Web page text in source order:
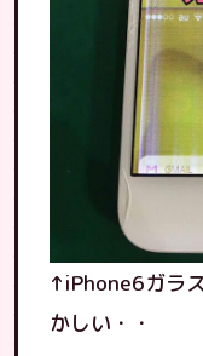
↑iPhone6ガラ
かしい・・